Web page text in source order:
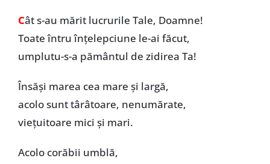
Cât s-au mărit lucrurile Tale, Doamne!
Toate întru înțelepciune le-ai făcut,
umplutu-s-a pământul de zidirea Ta!
Însăși marea cea mare și largă,
acolo sunt târâtoare, nenumărate,
viețuitoare mici și mari.
Acolo corăbii umblă,